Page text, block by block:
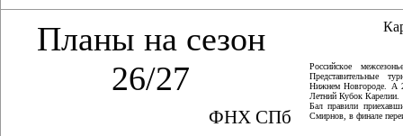
Планы на сезон
26/27
ФНХ СПб
Российское
Представительные
Нижнем Новгороде. А
Летний Кубок Карелии.
Бал правили
Смирнов, в финале